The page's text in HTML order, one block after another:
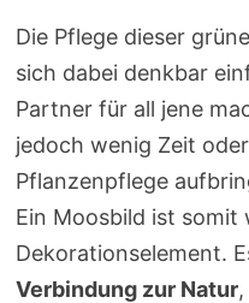
Die Pflege dieser
sich dabei denkbar
Partner für all jene
jedoch wenig Zeit
Pflanzenpflege
Ein Moosbild ist somit
Dekorationselement.
Verbindung zur Natur,